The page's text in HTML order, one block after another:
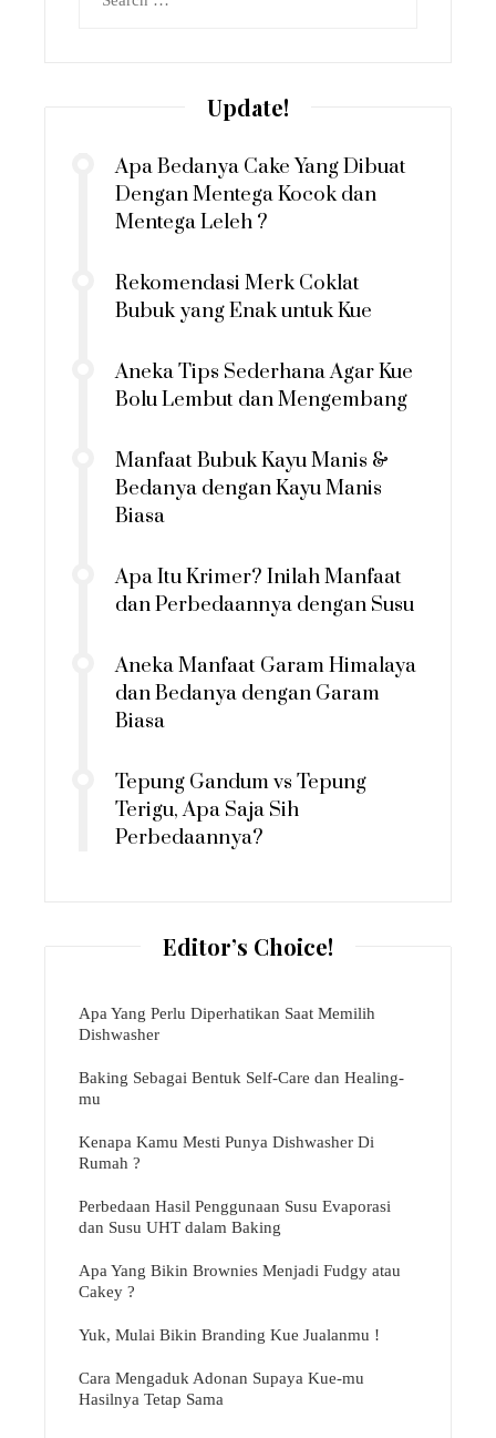
Update!
Apa Bedanya Cake Yang Dibuat
Dengan Mentega Kocok dan
Mentega Leleh ?
Rekomendasi Merk Coklat
Bubuk yang Enak untuk Kue
Aneka Tips Sederhana Agar Kue
Bolu Lembut dan Mengembang
Manfaat Bubuk Kayu Manis &
Bedanya dengan Kayu Manis
Biasa
Apa Itu Krimer? Inilah Manfaat
dan Perbedaannya dengan Susu
Aneka Manfaat Garam Himalaya
dan Bedanya dengan Garam
Biasa
Tepung Gandum vs Tepung
Terigu, Apa Saja Sih
Perbedaannya?
Editor’s Choice!
Apa Yang Perlu Diperhatikan Saat Memilih
Dishwasher
Baking Sebagai Bentuk Self-Care dan Healing-
mu
Kenapa Kamu Mesti Punya Dishwasher Di
Rumah ?
Perbedaan Hasil Penggunaan Susu Evaporasi
dan Susu UHT dalam Baking
Apa Yang Bikin Brownies Menjadi Fudgy atau
Cakey ?
Yuk, Mulai Bikin Branding Kue Jualanmu !
Cara Mengaduk Adonan Supaya Kue-mu
Hasilnya Tetap Sama